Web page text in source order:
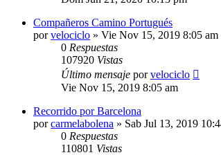
Compañeros Camino Portugués
porvelociclo » Vie Nov 15, 2019 8:05 am
0 Respuestas
107920 Vistas
Último mensaje porvelociclo
Vie Nov 15, 2019 8:05 am
Recorrido por Barcelona
porcarmelabolena » Sab Jul 13, 2019
0 Respuestas
110801 Vistas